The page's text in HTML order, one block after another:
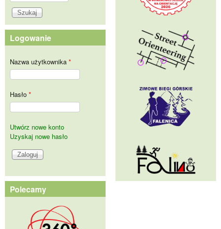
Logowanie
Nazwa użytkownika *
Hasło *
Utwórz nowe konto
Uzyskaj nowe hasło
Polecamy